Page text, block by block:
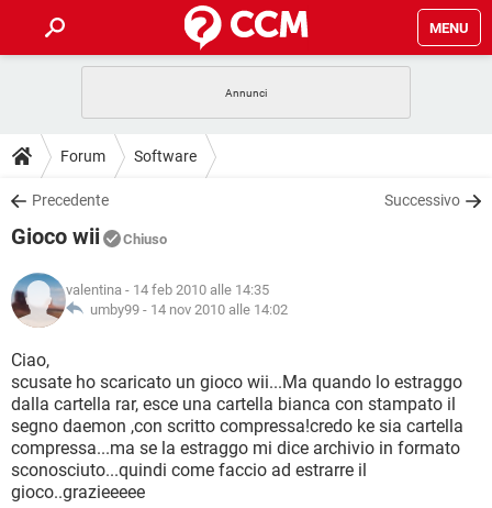
MENU
INTRATTENIMENTO
iOS
INSTAGRAM
TIKTOK
HARDWARE
GUIDE
COVID-19
INSTAGRAM WHATSAPP
TIKTOK
HARDWARE
DOWNLOAD
COVID-19
INTRATTENIMENTO
iOS WINDOWS 10
INSTAGRAM
TIKTOK FACEBOOK
HARDWARE
COVID-19 GAMING
INTRATTENIMENTO
iOS
INSTAGRAM WHATSAPP
TIKTOK FACEBOOK
HARDWARE
GLOSSARIO
COVID-19
INTRATTENIMENTO ANDROID
iOS WINDOWS 10
INSTAGRAM WHATSAPP
TIKTOK
Forum Software
Precedente Successivo
Gioco wii Chiuso
valentina - 14 feb 2010 alle 14:35
umby99 - 14 nov 2010 alle 14:02
Ciao,
scusate ho scaricato un gioco wii...Ma quando lo estraggo
dalla cartella rar, esce una cartella bianca con stampato il
segno daemon ,con scritto compressa!credo ke sia cartella
compressa...ma se la estraggo mi dice archivio in formato
sconosciuto...quindi come faccio ad estrarre il
gioco..grazieeeee